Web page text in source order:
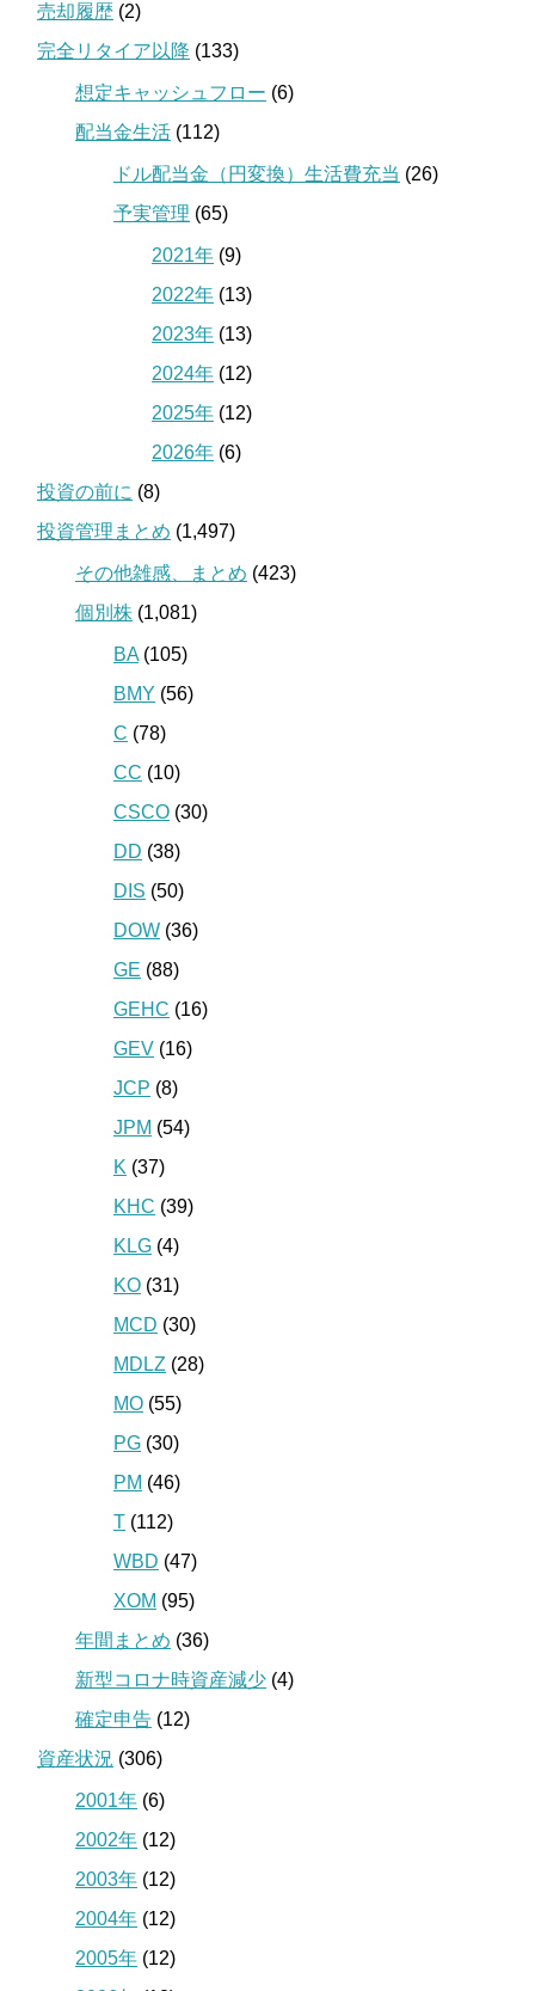
売却履歴 (2)
完全リタイア以降 (133)
想定キャッシュフロー (6)
配当金生活 (112)
ドル配当金（円変換）生活費充当 (26)
予実管理 (65)
2021年 (9)
2022年 (13)
2023年 (13)
2024年 (12)
2025年 (12)
2026年 (6)
投資の前に (8)
投資管理まとめ (1,497)
その他雑感、まとめ (423)
個別株 (1,081)
BA (105)
BMY (56)
C (78)
CC (10)
CSCO (30)
DD (38)
DIS (50)
DOW (36)
GE (88)
GEHC (16)
GEV (16)
JCP (8)
JPM (54)
K (37)
KHC (39)
KLG (4)
KO (31)
MCD (30)
MDLZ (28)
MO (55)
PG (30)
PM (46)
T (112)
WBD (47)
XOM (95)
年間まとめ (36)
新型コロナ時資産減少 (4)
確定申告 (12)
資産状況 (306)
2001年 (6)
2002年 (12)
2003年 (12)
2004年 (12)
2005年 (12)